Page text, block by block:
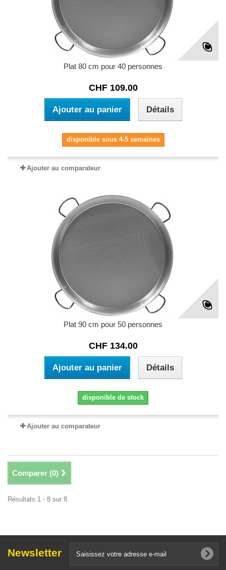
Plat 80 cm pour 40 personnes
CHF 109.00
Ajouter au panier Détails
disponible sous 4-5 semaines
Ajouter au comparateur
Plat 90 cm pour 50 personnes
CHF 134.00
Ajouter au panier Détails
disponible de stock
Ajouter au comparateur
Comparer (0)
Résultats 1 - 8 sur 8.
Newsletter